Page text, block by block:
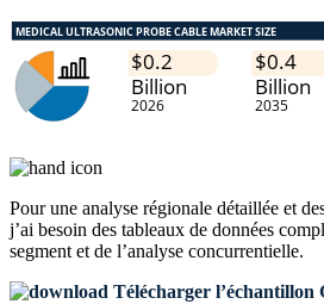
Pour une analyse régionale détaillée et
j’ai besoin des tableaux de données
segment et de l’analyse concurrentielle.
Télécharger